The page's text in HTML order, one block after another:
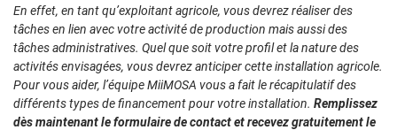
En effet, en tant qu’exploitant agricole, vous devrez réaliser des
tâches en lien avec votre activité de production mais aussi des
tâches administratives. Quel que soit votre profil et la nature des
activités envisagées, vous devrez anticiper cette installation agricole.
Pour vous aider, l’équipe MiiMOSA vous a fait le récapitulatif des
différents types de financement pour votre installation. Remplissez
dès maintenant le formulaire de contact et recevez gratuitement le